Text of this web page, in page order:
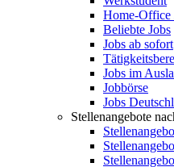
Home-Office
Beliebte Jobs
Jobs ab sofort
Jobs im
Jobbörse
Jobs
Stellenangebote